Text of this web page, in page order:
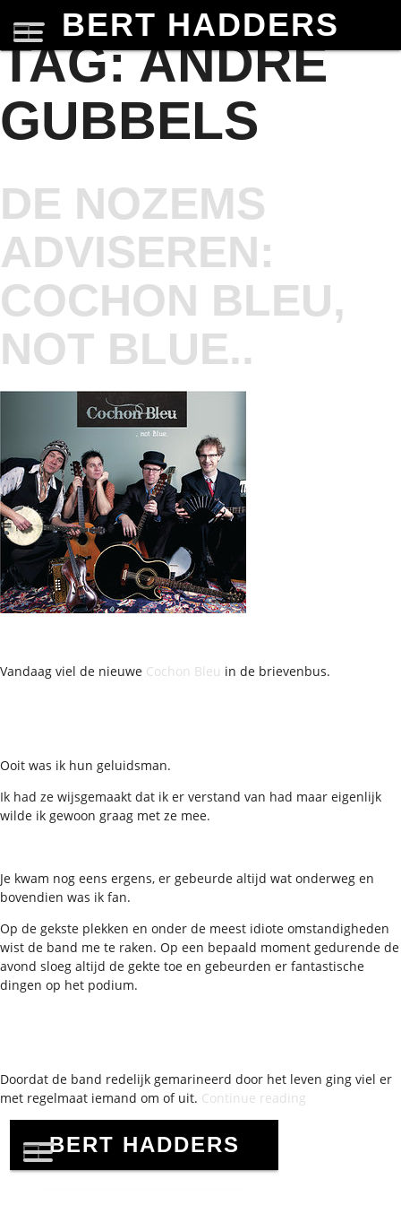
BERT HADDERS
TAG:ANDRE
GUBBELS
DE NOZEMS
ADVISEREN:
COCHON BLEU,
NOT BLUE..
Vandaag viel de nieuwe Cochon Bleu in de brievenbus.
Ooit was ik hun geluidsman.
Ik had ze wijsgemaakt dat ik er verstand van had maar eigenlijk
wilde ik gewoon graag met ze mee.
Je kwam nog eens ergens, er gebeurde altijd wat onderweg en
bovendien was ik fan.
Op de gekste plekken en onder de meest idiote omstandigheden
wist de band me te raken. Op een bepaald moment gedurende de
avond sloeg altijd de gekte toe en gebeurden er fantastische
dingen op het podium.
Doordat de band redelijk gemarineerd door het leven ging viel er
met regelmaat iemand om of uit. Continue reading